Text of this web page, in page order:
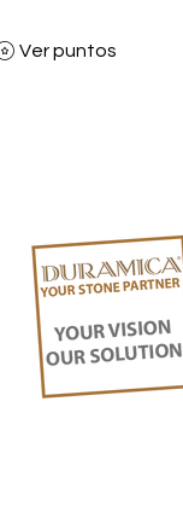
Ver puntos